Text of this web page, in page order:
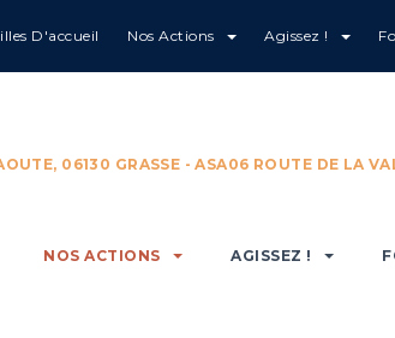
D'accueil Nos Actions Agissez !
06130 GRASSE - ASA06 ROUTE DE LA
NOS ACTIONS AGISSEZ !
?